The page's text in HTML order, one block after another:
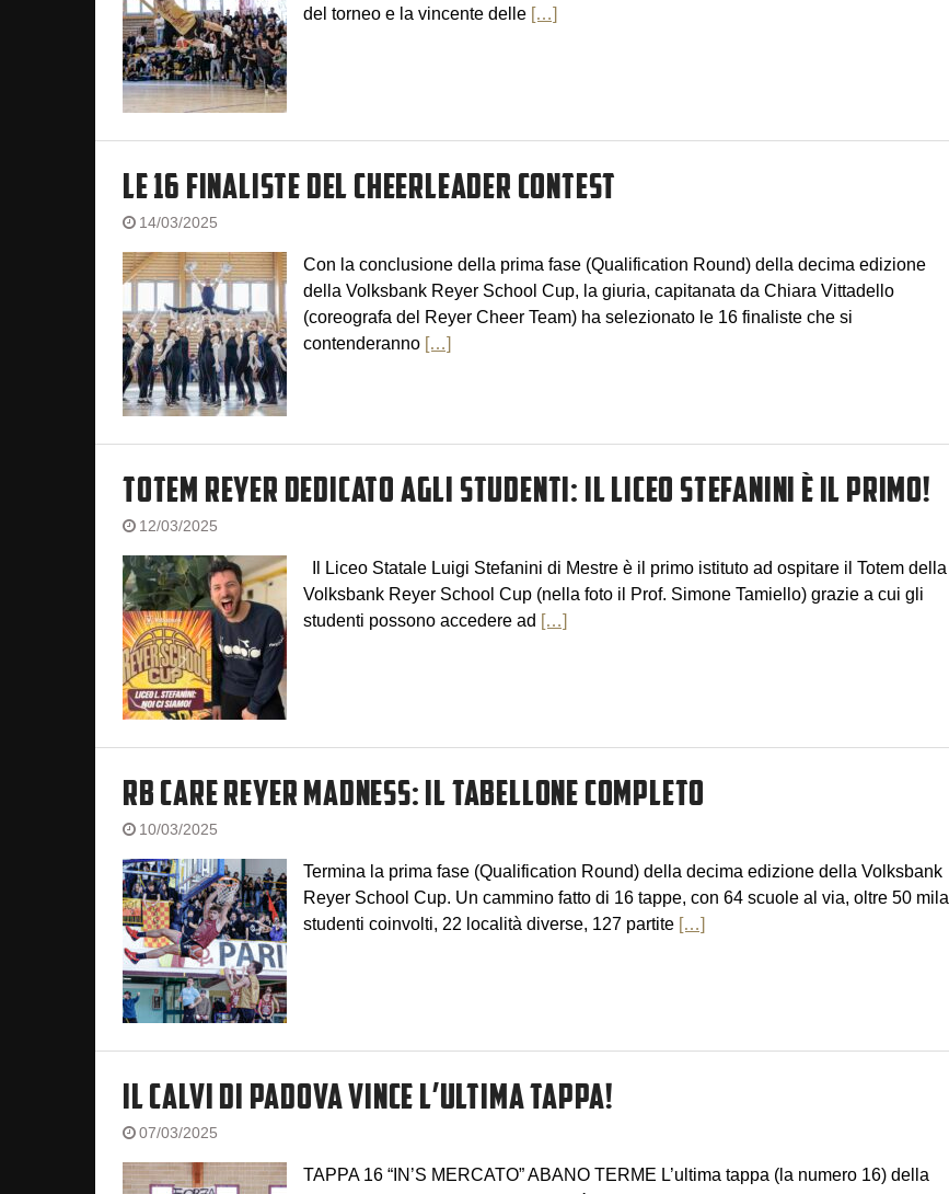
del torneo e la vincente delle […]
LE 16 FINALISTE DEL CHEERLEADER CONTEST
14/03/2025
Con la conclusione della prima fase (Qualification Round) della decima edizione
della Volksbank Reyer School Cup, la giuria, capitanata da Chiara Vittadello
(coreografa del Reyer Cheer Team) ha selezionato le 16 finaliste che si
contenderanno […]
TOTEM REYER DEDICATO AGLI STUDENTI: IL LICEO STEFANINI È IL PRIMO!
12/03/2025
Il Liceo Statale Luigi Stefanini di Mestre è il primo istituto ad ospitare il Totem della
Volksbank Reyer School Cup (nella foto il Prof. Simone Tamiello) grazie a cui gli
studenti possono accedere ad […]
RB CARE REYER MADNESS: IL TABELLONE COMPLETO
10/03/2025
Termina la prima fase (Qualification Round) della decima edizione della Volksbank
Reyer School Cup. Un cammino fatto di 16 tappe, con 64 scuole al via, oltre 50 mila
studenti coinvolti, 22 località diverse, 127 partite […]
IL CALVI DI PADOVA VINCE L’ULTIMA TAPPA!
07/03/2025
TAPPA 16 “IN’S MERCATO” ABANO TERME L’ultima tappa (la numero 16) della